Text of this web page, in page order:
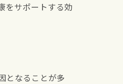
をサポートする効
となることが多